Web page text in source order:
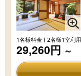
1名様料金( 2名様1室利
29,260円 ～